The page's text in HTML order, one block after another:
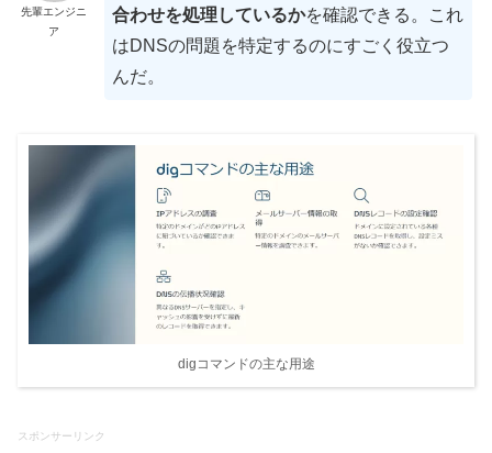
先輩エンジニ
ア
合わせを処理しているかを確認できる。これ
はDNSの問題を特定するのにすごく役立つ
んだ。
digコマンドの主な用途
スポンサーリンク